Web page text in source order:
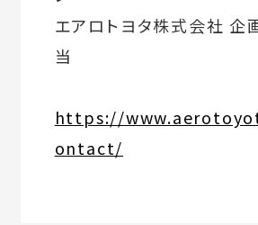
エアロトヨタ株式会社 企
当
https://
ontact/